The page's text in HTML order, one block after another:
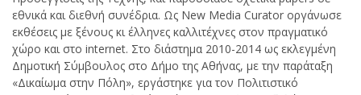
εθνικά και διεθνή συνέδρια. Ως New Media Curator οργάνωσε
εκθέσεις με ξένους κι έλληνες καλλιτέχνες στον πραγματικό
χώρο και στο internet. Στο διάστημα 2010-2014 ως εκλεγμένη
Δημοτική Σύμβουλος στο Δήμο της Αθήνας, με την παράταξη
«Δικαίωμα στην Πόλη», εργάστηκε για τον Πολιτιστικό